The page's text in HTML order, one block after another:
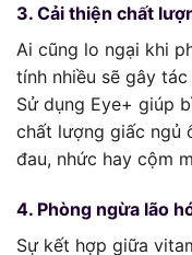
3. Cải thiện chất
Ai cũng lo ngại khi
tính nhiều sẽ gây
Sử dụng Eye+ giúp
chất lượng giấc ngủ
đau, nhức hay cộm
4. Phòng ngừa lão
Sự kết hợp giữa